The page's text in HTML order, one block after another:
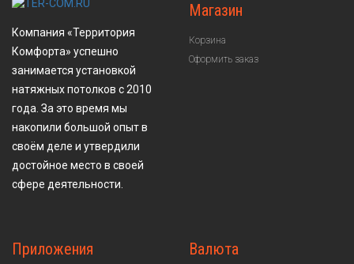
Компания «Территория
Комфорта» успешно
занимается установкой
натяжных потолков с 2010
года. За это время мы
накопили большой опыт в
своём деле и утвердили
достойное место в своей
сфере деятельности.
Магазин
Корзина
Оформить заказ
Приложения Валюта